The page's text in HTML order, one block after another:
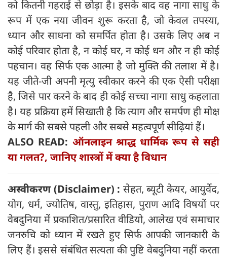
को कितनी गहराई से छोड़ा है। इसके बाद वह नागा साधु के
रूप में एक नया जीवन शुरू करता है, जो केवल तपस्या,
ध्यान और साधना को समर्पित होता है। उसके लिए अब न
कोई परिवार होता है, न कोई घर, न कोई धन और न ही कोई
पहचान। वह सिर्फ एक आत्मा है जो मुक्ति की तलाश में है।
यह जीते-जी अपनी मृत्यु स्वीकार करने की एक ऐसी परीक्षा
है, जिसे पार करने के बाद ही कोई सच्चा नागा साधु कहलाता
है। यह प्रक्रिया हमें सिखाती है कि त्याग और समर्पण ही मोक्ष
के मार्ग की सबसे पहली और सबसे महत्वपूर्ण सीढ़ियां हैं।
ALSO READ: ऑनलाइन श्राद्ध धार्मिक रूप से सही
या गलत?, जानिए शास्त्रों में क्या है विधान
अस्वीकरण (Disclaimer) : सेहत, ब्यूटी केयर, आयुर्वेद,
योग, धर्म, ज्योतिष, वास्तु, इतिहास, पुराण आदि विषयों पर
वेबदुनिया में प्रकाशित/प्रसारित वीडियो, आलेख एवं समाचार
जनरुचि को ध्यान में रखते हुए सिर्फ आपकी जानकारी के
लिए हैं। इससे संबंधित सत्यता की पुष्टि वेबदुनिया नहीं करता